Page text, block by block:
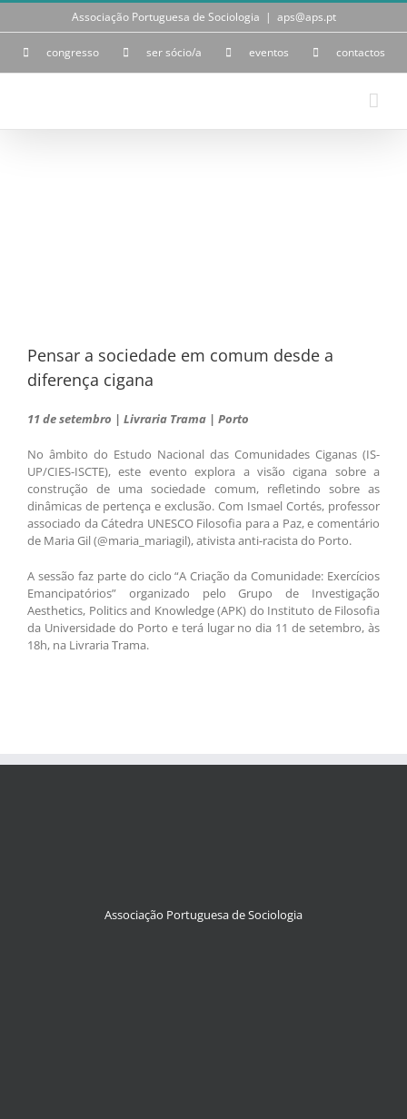
Skip
Associação Portuguesa de Sociologia | aps@aps.pt
congresso ser sócio/a eventos contactos
Pensar a sociedade em comum desde a
diferença cigana
11 de setembro | Livraria Trama | Porto
No âmbito do Estudo Nacional das Comunidades Ciganas (IS-
UP/CIES-ISCTE), este evento explora a visão cigana sobre a
construção de uma sociedade comum, refletindo sobre as
dinâmicas de pertença e exclusão. Com Ismael Cortés, professor
associado da Cátedra UNESCO Filosofia para a Paz, e comentário
de Maria Gil (@maria_mariagil), ativista anti-racista do Porto.
A sessão faz parte do ciclo “A Criação da Comunidade: Exercícios
Emancipatórios” organizado pelo Grupo de Investigação
Aesthetics, Politics and Knowledge (APK) do Instituto de Filosofia
da Universidade do Porto e terá lugar no dia 11 de setembro, às
18h, na Livraria Trama.
Associação Portuguesa de Sociologia